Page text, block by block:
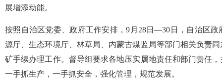
展增添动能。
按照自治区党委、政府工作安排，9月28日—30日，自治区
源厅、生态环境厅、林草局、内蒙古煤监局等部门相关负责
矿手续办理工作。督导组要求各地压实属地责任和部门责任
一手抓生产，一手抓安全，强化管理，规范发展。